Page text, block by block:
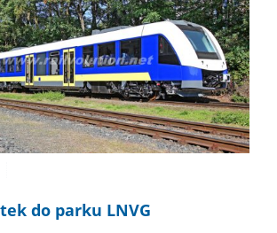
do parku LNVG